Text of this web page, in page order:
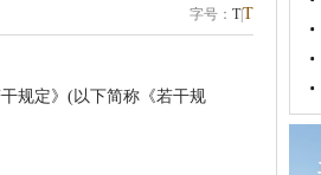
字号： T|T
规定》(以下简称《若干规